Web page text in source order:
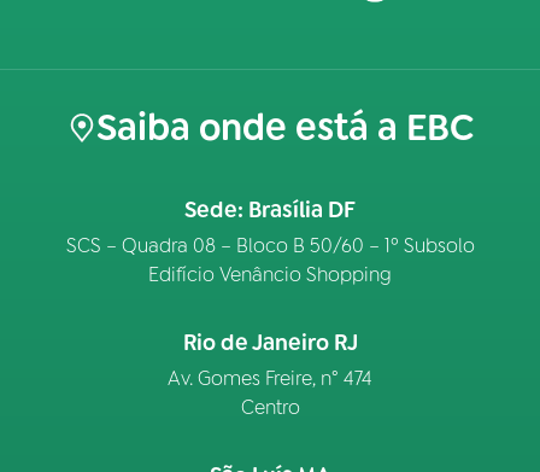
Saiba onde está a EBC
Sede: Brasília DF
SCS – Quadra 08 – Bloco B 50/60 – 1º Subsolo
Edifício Venâncio Shopping
Rio de Janeiro RJ
Av. Gomes Freire, n° 474
Centro